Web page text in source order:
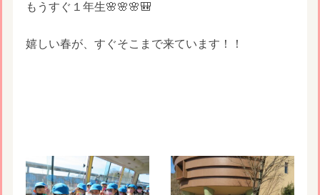
もうすぐ１年生🌸🌸🌸🎒
嬉しい春が、すぐそこまで来ています！！